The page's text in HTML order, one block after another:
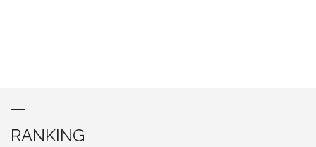
RANKING